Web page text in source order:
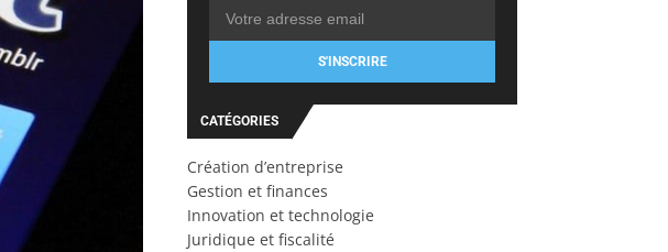
S'INSCRIRE
CATÉGORIES
Création d’entreprise
Gestion et finances
Innovation et technologie
Juridique et fiscalité